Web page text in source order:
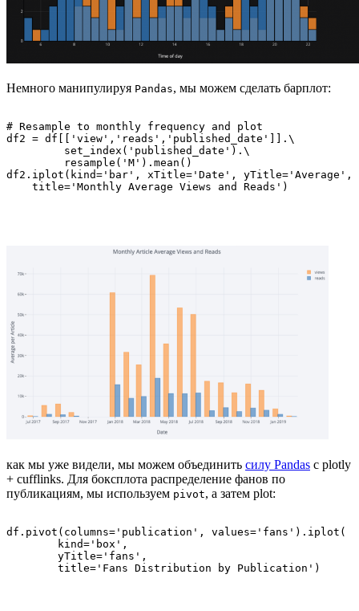
Немного манипулируя Pandas, мы можем сделать барплот:
# Resample to monthly frequency and plot
df2 = df[['view','reads','published_date']].\
         set_index('published_date').\
         resample('M').mean()
df2.iplot(kind='bar', xTitle='Date', yTitle='Average',
    title='Monthly Average Views and Reads')
как мы уже видели, мы можем объединить силу Pandas с plotly
+ cufflinks. Для боксплота распределение фанов по
публикациям, мы используем pivot, а затем plot:
df.pivot(columns='publication', values='fans').iplot(
        kind='box',
        yTitle='fans',
        title='Fans Distribution by Publication')